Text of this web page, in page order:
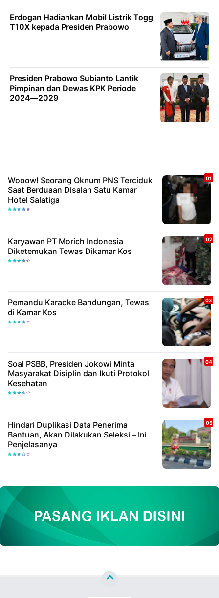
Erdogan Hadiahkan Mobil Listrik Togg
T10X kepada Presiden Prabowo
Presiden Prabowo Subianto Lantik
Pimpinan dan Dewas KPK Periode
2024—2029
Wooow! Seorang Oknum PNS Terciduk
Saat Berduaan Disalah Satu Kamar
Hotel Salatiga
Karyawan PT Morich Indonesia
Diketemukan Tewas Dikamar Kos
Pemandu Karaoke Bandungan, Tewas
di Kamar Kos
Soal PSBB, Presiden Jokowi Minta
Masyarakat Disiplin dan Ikuti Protokol
Kesehatan
Hindari Duplikasi Data Penerima
Bantuan, Akan Dilakukan Seleksi – Ini
Penjelasanya